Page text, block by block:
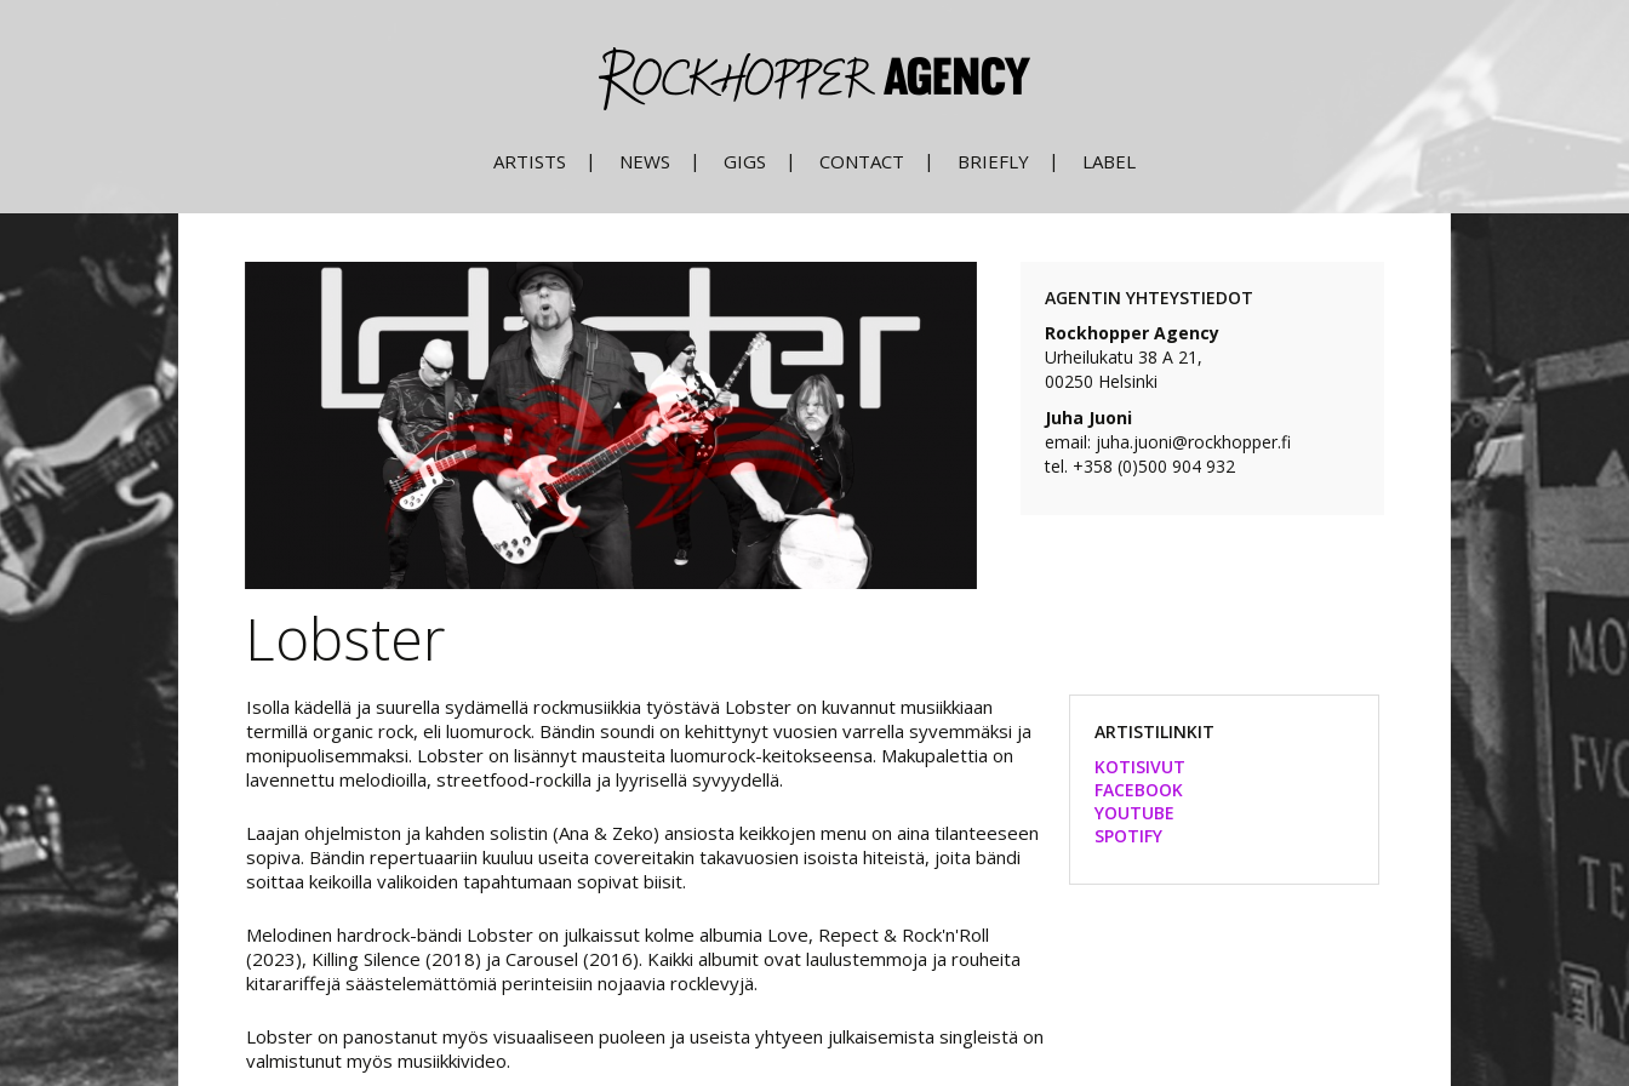
ARTISTS NEWS GIGS CONTACT BRIEFLY LABEL
Lobster
Isolla kädellä ja suurella sydämellä rockmusiikkia työstävä Lobster on kuvannut musiikkiaan
termillä organic rock, eli luomurock. Bändin soundi on kehittynyt vuosien varrella syvemmäksi ja
monipuolisemmaksi. Lobster on lisännyt mausteita luomurock-keitokseensa. Makupalettia on
lavennettu melodioilla, streetfood-rockilla ja lyyrisellä syvyydellä.
Laajan ohjelmiston ja kahden solistin (Ana & Zeko) ansiosta keikkojen menu on aina tilanteeseen
sopiva. Bändin repertuaariin kuuluu useita covereitakin takavuosien isoista hiteistä, joita bändi
soittaa keikoilla valikoiden tapahtumaan sopivat biisit.
Melodinen hardrock-bändi Lobster on julkaissut kolme albumia Love, Repect & Rock'n'Roll
(2023), Killing Silence (2018) ja Carousel (2016). Kaikki albumit ovat laulustemmoja ja rouheita
kitarariffejä säästelemättömiä perinteisiin nojaavia rocklevyjä.
Lobster on panostanut myös visuaaliseen puoleen ja useista yhtyeen julkaisemista singleistä on
valmistunut myös musiikkivideo.
ARTISTILINKIT
KOTISIVUT
FACEBOOK
YOUTUBE
SPOTIFY
AGENTIN YHTEYSTIEDOT
Rockhopper Agency
Urheilukatu 38 A 21,
00250 Helsinki
Juha Juoni
email: juha.juoni@rockhopper.fi
tel. +358 (0)500 904 932